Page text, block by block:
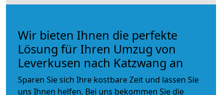
Wir bieten Ihnen die perfekte
Lösung für Ihren Umzug von
Leverkusen nach Katzwang an
Sparen Sie sich Ihre kostbare Zeit und lassen Sie
uns Ihnen helfen. Bei uns bekommen Sie die